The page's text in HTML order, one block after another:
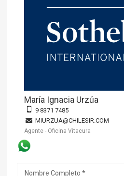
María Ignacia Urzúa
9 8371 7485
MIURZUA@CHILESIR.COM
Agente - Oficina Vitacura